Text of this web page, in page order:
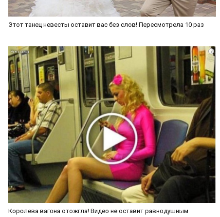
Этот танец невесты оставит вас без слов! Пересмотрела 10 раз
i
Королева вагона отожгла! Видео не оставит равнодушным